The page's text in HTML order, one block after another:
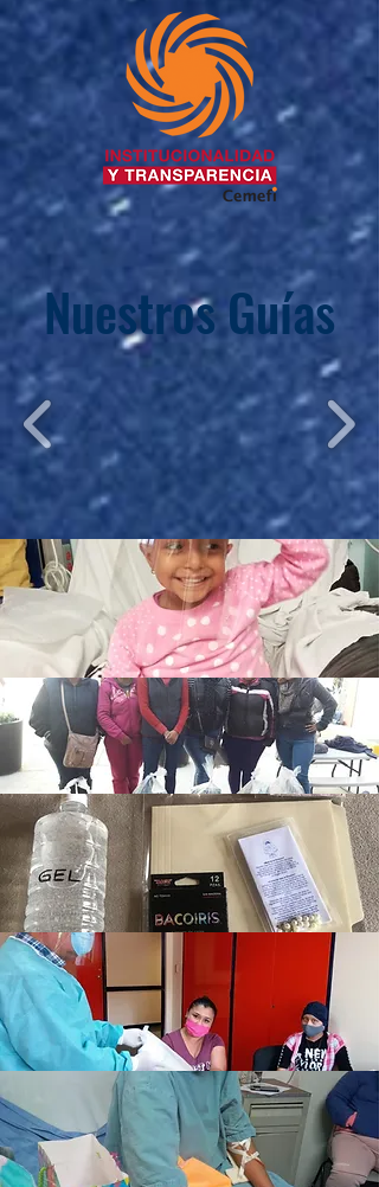
Nuestros Guías
Entregas constantes de equipo
de protección para pequeños y
sus familias.
Entregas mensuales de
despensas.